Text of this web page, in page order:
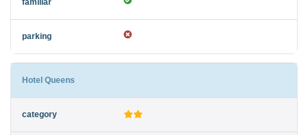
Hotel Queens